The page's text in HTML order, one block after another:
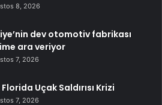
8, 2026
dev otomotiv fabrikası
ara veriyor
7, 2026
Florida Uçak Saldırısı Krizi
7, 2026